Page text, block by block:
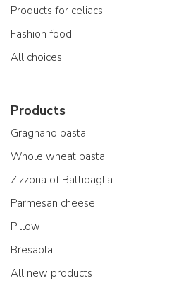
Products for celiacs
Fashion food
All choices
Products
Gragnano pasta
Whole wheat pasta
Zizzona of Battipaglia
Parmesan cheese
Pillow
Bresaola
All new products